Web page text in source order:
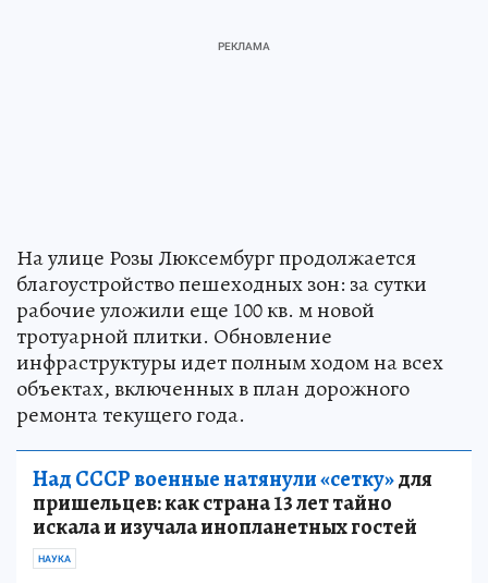
На улице Розы Люксембург продолжается
благоустройство пешеходных зон: за сутки
рабочие уложили еще 100 кв. м новой
тротуарной плитки. Обновление
инфраструктуры идет полным ходом на всех
объектах, включенных в план дорожного
ремонта текущего года.
Над СССР военные натянули «сетку»для
пришельцев: как страна 13 лет тайно
искала и изучала инопланетных гостей
НАУКА